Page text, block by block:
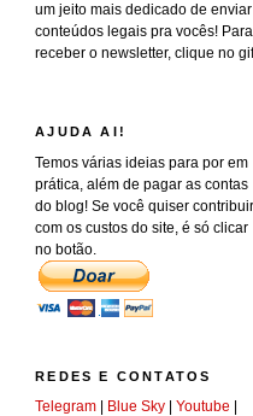
um jeito mais dedicado de enviar
conteúdos legais pra vocês! Para
receber o newsletter, clique no
AJUDA AI!
Temos várias ideias para por em
prática, além de pagar as contas
do blog! Se você quiser contribuir
com os custos do site, é só clicar
no botão.
REDES E CONTATOS
Telegram | Blue Sky |Youtube |